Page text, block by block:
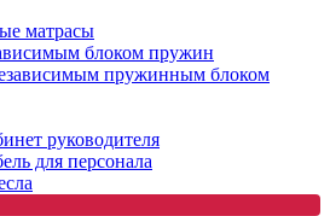
матрасы
блоком пружин
пружинным блоком
руководителя
для персонала